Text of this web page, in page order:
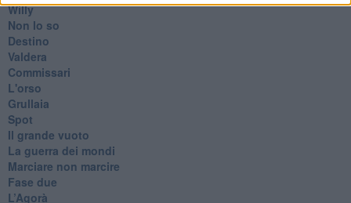
Willy
Non lo so
Destino
Valdera
Commissari
L'orso
Grullaia
Spot
​Il grande vuoto
​La guerra dei mondi
Marciare non marcire
Fase due
L’Agorà